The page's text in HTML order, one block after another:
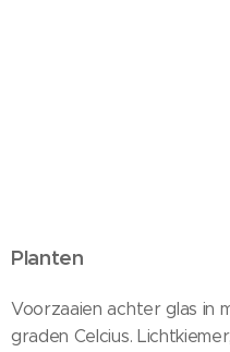
Planten
Voorzaaien achter glas in
graden Celcius.